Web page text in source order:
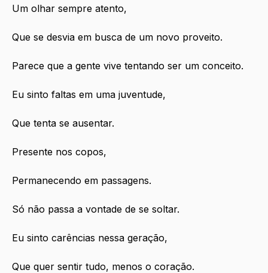
Um olhar sempre atento,
Que se desvia em busca de um novo proveito.
Parece que a gente vive tentando ser um conceito.
Eu sinto faltas em uma juventude,
Que tenta se ausentar.
Presente nos copos,
Permanecendo em passagens.
Só não passa a vontade de se soltar.
Eu sinto carências nessa geração,
Que quer sentir tudo, menos o coração.